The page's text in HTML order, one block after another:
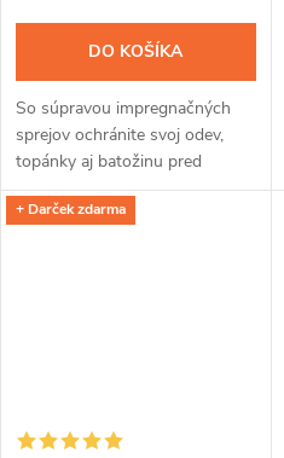
DO KOŠÍKA
So súpravou impregnačných
sprejov ochránite svoj odev,
topánky aj batožinu pred
vlhkosťou aj znečistením. Tri
rôzne nanospreje, jednoduchá
+ Darček zdarma